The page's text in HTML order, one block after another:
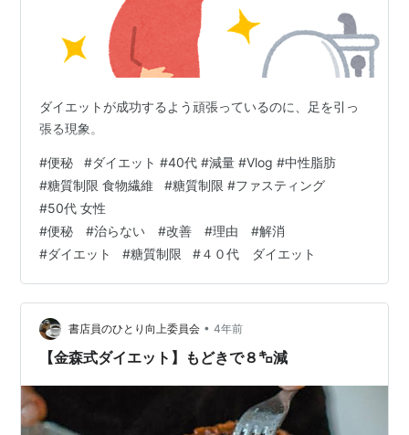
ダイエットが成功するよう頑張っているのに、足を引っ
張る現象。
#便秘 #ダイエット #40代 #減量 #Vlog #中性脂肪
#糖質制限 食物繊維 #糖質制限 #ファスティング
#50代 女性
#便秘 #治らない #改善 #理由 #解消
#ダイエット #糖質制限 #４０代 ダイエット
書店員のひとり向上委員会 • 4年前
【金森式ダイエット】もどきで８㌔減